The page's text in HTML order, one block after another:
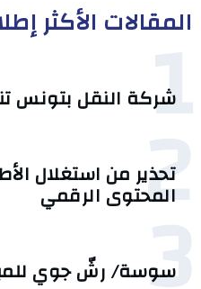
المقالات الأكثر
1
شركة النقل بتونس
2
تحذير من استغلال
المحتوى الرقمي
سوسة/ رشّ جوي